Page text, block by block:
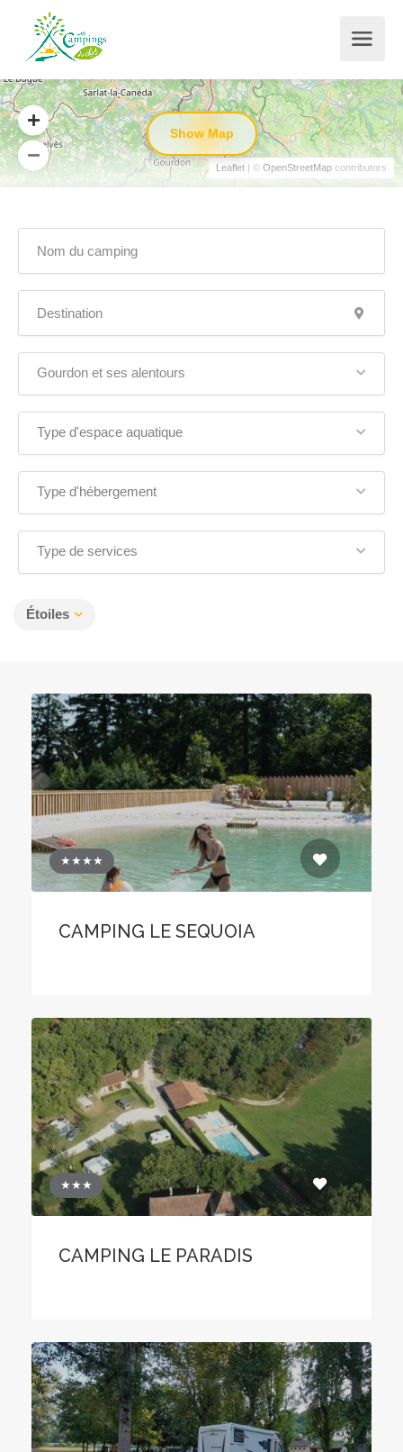
Gourdon et ses alentours
Type d'espace aquatique
Type d'hébergement
Type de services
Étoiles
★★★★
CAMPING LE SEQUOIA
★★★
CAMPING LE PARADIS
5
Leaflet | © OpenStreetMap contributors
Show Map